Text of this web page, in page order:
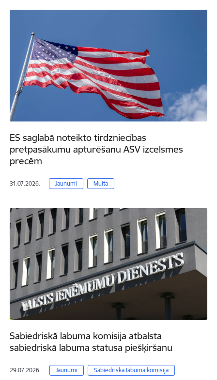
ES saglabā noteikto tirdzniecības
pretpasākumu apturēšanu ASV izcelsmes
precēm
31.07.2026. Jaunumi Muita
Sabiedriskā labuma komisija atbalsta
sabiedriskā labuma statusa piešķiršanu
29.07.2026. Jaunumi Sabiedriskā labuma komisija